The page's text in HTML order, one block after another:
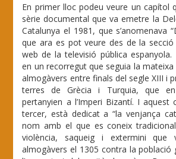
En primer lloc podeu veure un capítol
sèrie documental que va emetre la
Catalunya el 1981, que s’anomenava
que ara es pot veure des de la secció
web de la televisió pública espanyola.
en un recorregut que seguia la
almogàvers entre finals del segle XIII i
terres de Grècia i Turquia, que
pertanyien a l’Imperi Bizantí. I aquest
tercer, està dedicat a “la venjança
nom amb el que es coneix
violència, saqueig i extermini que
almogàvers el 1305 contra la població